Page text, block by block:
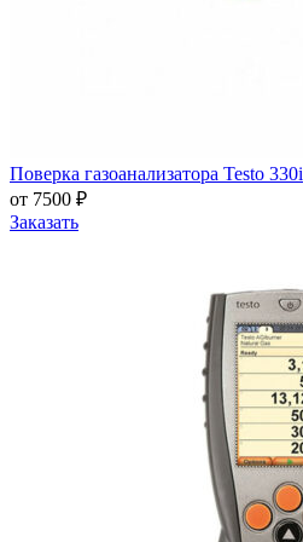
Поверка газоанализатора Testo 330i
от 7500 ₽
Заказать